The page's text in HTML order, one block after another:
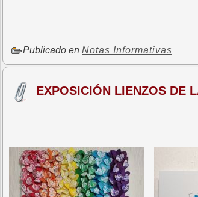
Publicado en Notas Informativas
EXPOSICIÓN LIENZOS DE